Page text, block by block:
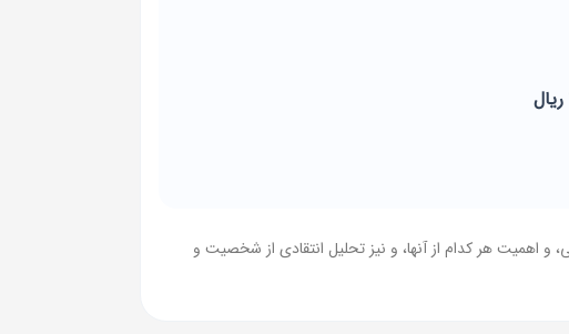
اهمیت هر کدام از آنها، و نیز تحلیل انتقادی از شخصیت و